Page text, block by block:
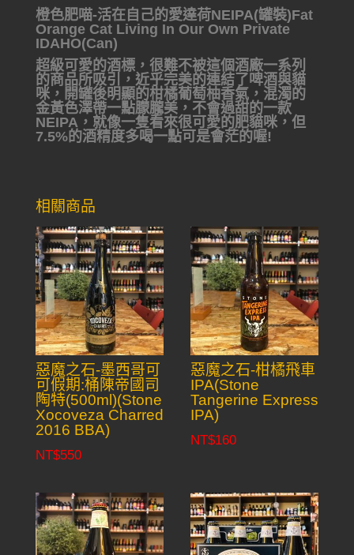
橙色肥喵-活在自己的愛達荷NEIPA(罐裝)Fat
Orange Cat Living In Our Own Private
IDAHO(Can)
超級可愛的酒標，很難不被這個酒廠一系列
的商品所吸引，近乎完美的連結了啤酒與貓
咪，開罐後明顯的柑橘葡萄柚香氣，混濁的
金黃色澤帶一點朦朧美，不會過甜的一款
NEIPA，就像一隻看來很可愛的肥貓咪，但
7.5%的酒精度多喝一點可是會茫的喔!
相關商品
惡魔之石-墨西哥可
可假期:桶陳帝國司
陶特(500ml)(Stone
Xocoveza Charred
2016 BBA)
NT$550
惡魔之石-柑橘飛車
IPA(Stone
Tangerine Express
IPA)
NT$160